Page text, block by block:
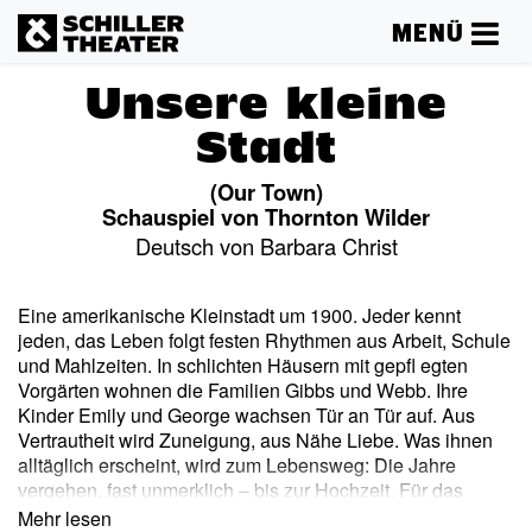
MENÜ
Unsere kleine
Stadt
(Our Town)
Schauspiel von Thornton Wilder
Deutsch von Barbara Christ
Eine amerikanische Kleinstadt um 1900. Jeder kennt
jeden, das Leben folgt festen Rhythmen aus Arbeit, Schule
und Mahlzeiten. In schlichten Häusern mit gepfl egten
Vorgärten wohnen die Familien Gibbs und Webb. Ihre
Kinder Emily und George wachsen Tür an Tür auf. Aus
Vertrautheit wird Zuneigung, aus Nähe Liebe. Was ihnen
alltäglich erscheint, wird zum Lebensweg: Die Jahre
vergehen, fast unmerklich – bis zur Hochzeit. Für das
große Glück der beiden bleibt wenig Zeit. Erst im
Mehr lesen